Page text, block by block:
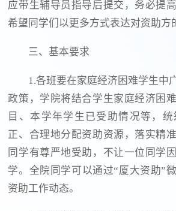
应带生辅导员指导后提交，务必提
希望同学们以更多方式表达对资助方
三、基本要求
1.各班要在家庭经济困难学生中
政策，学院将结合学生家庭经济困
目、本学年学生已受助情况等，
正、合理地分配资助资源，落实精
同学有尊严地受助，不让一位同学
学。全院同学可以通过“厦大资助”
资助工作动态。